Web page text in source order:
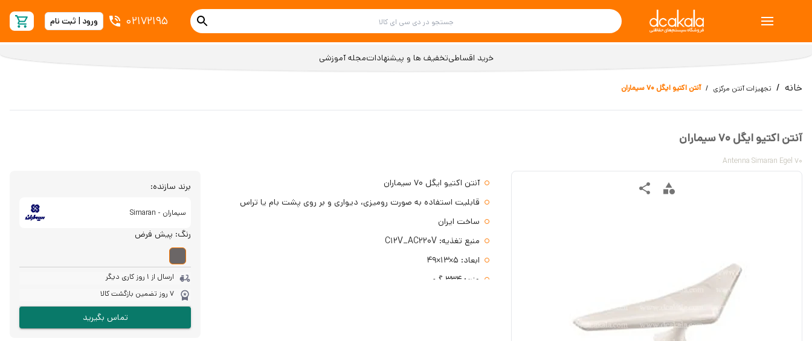
02172195 ورود | ثبت نام
خرید اقساطیتخفیف ها و پیشنهاداتمجله آموزشی
خانه تجهیزات آنتن مرکزی آنتن اکتیو ایگل 70 سیماران
آنتن اکتیو ایگل 70 سیماران
Antenna Simaran Egel 70
آنتن اکتیو ایگل 70 سیماران
قابلیت استفاده به صورت رومیزی، دیواری و بر روی پشت بام یا تراس
ساخت ایران
منبع تغذیه: C12V_AC220V
ابعاد: 5×13×49
وزن: 334 گرم
برند سازنده:
سیماران - Simaran
رنگ: پیش فرض
ارسال از 1 روز کاری دیگر
7 روز تضمین بازگشت کالا
تماس بگیرید